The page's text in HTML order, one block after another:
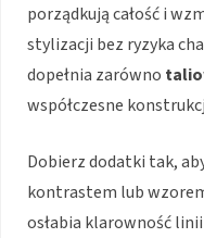
porządkują całość i
stylizacji bez ryzyka
dopełnia zarówno
współczesne
Dobierz dodatki tak,
kontrastem lub
osłabia klarowność